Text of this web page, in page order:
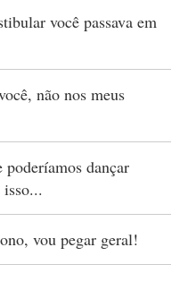
você passava em
não nos meus
dançar
vou pegar geral!